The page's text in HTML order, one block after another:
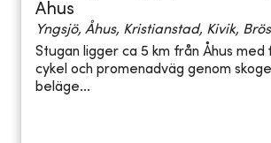
Åhus
Yngsjö, Åhus, Kristianstad, Kivik,
Stugan ligger ca 5 km från Åhus med
cykel och promenadväg genom
beläge...